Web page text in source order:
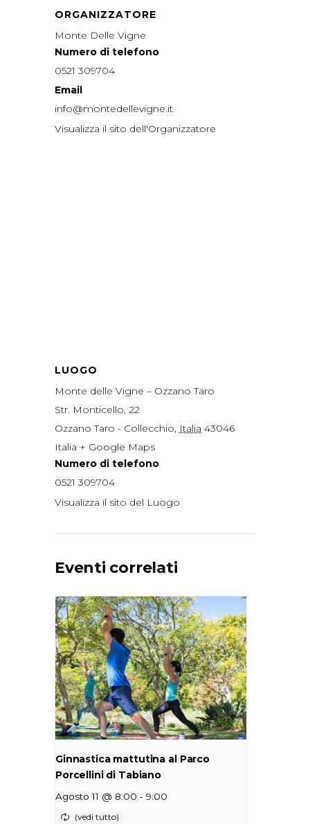
ORGANIZZATORE
Monte Delle Vigne
Numero di telefono
0521 309704
Email
info@montedellevigne.it
Visualizza il sito dell'Organizzatore
LUOGO
Monte delle Vigne – Ozzano Taro
Str. Monticello, 22
Ozzano Taro - Collecchio, Italia 43046
Italia + Google Maps
Numero di telefono
0521 309704
Visualizza il sito del Luogo
Eventi correlati
Ginnastica mattutina al Parco
Porcellini di Tabiano
Agosto 11 @ 8:00 - 9:00